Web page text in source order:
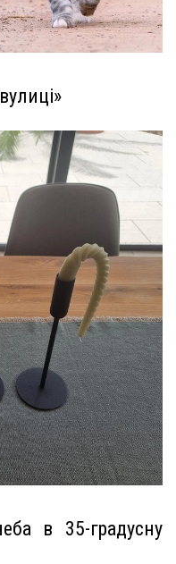
в 35-градусну